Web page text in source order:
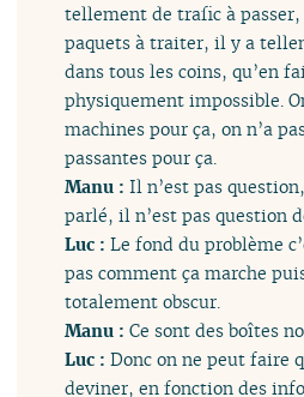
tellement de trafic à
paquets à traiter, il y a
dans tous les coins, qu’en
physiquement impossible.
machines pour ça, on n’a
passantes pour ça.
Manu :Il n’est pas
parlé, il n’est pas question
Luc :Le fond du problème
pas comment ça marche
totalement obscur.
Manu :Ce sont des boîtes
Luc :Donc on ne peut faire
deviner, en fonction des